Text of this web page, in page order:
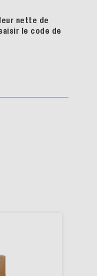
nette de
le code de